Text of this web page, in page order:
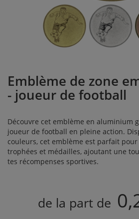
Emblème de zone
- joueur de football
Découvre cet emblème en aluminium
joueur de football en pleine action.
couleurs, cet emblème est parfait
trophées et médailles, ajoutant une
tes récompenses sportives.
de la part de